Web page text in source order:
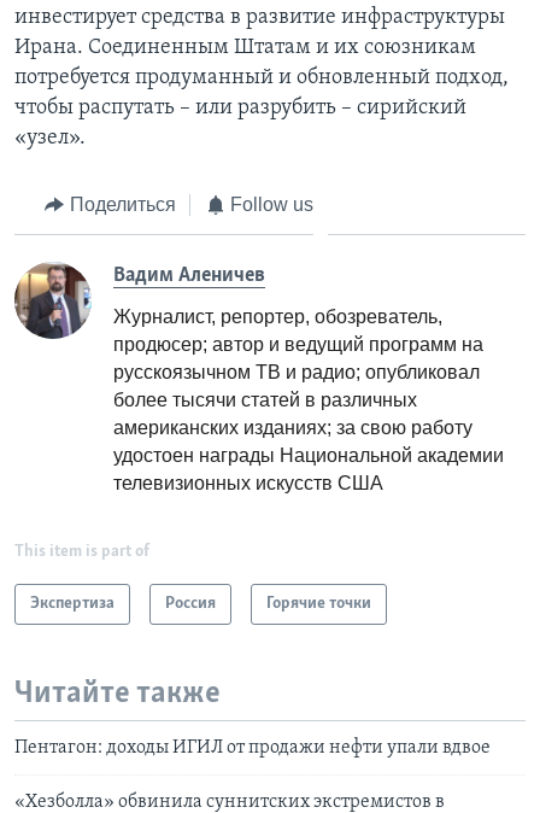
инвестирует средства в развитие инфраструктуры
Ирана. Соединенным Штатам и их союзникам
потребуется продуманный и обновленный подход,
чтобы распутать – или разрубить – сирийский
«узел».
Поделиться Follow us
Вадим Аленичев
Журналист, репортер, обозреватель,
продюсер; автор и ведущий программ на
русскоязычном ТВ и радио; опубликовал
более тысячи статей в различных
американских изданиях; за свою работу
удостоен награды Национальной академии
телевизионных искусств США
This item is part of
Экспертиза Россия Горячие точки
Читайте также
Пентагон: доходы ИГИЛ от продажи нефти упали вдвое
«Хезболла» обвинила суннитских экстремистов в